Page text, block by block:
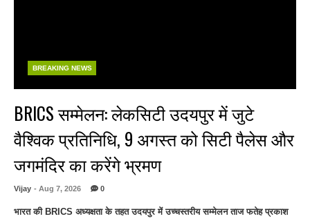
BREAKING NEWS
BRICS सम्मेलन: लेकसिटी उदयपुर में जुटे
वैश्विक प्रतिनिधि, 9 अगस्त को सिटी पैलेस और
जगमंदिर का करेंगे भ्रमण
Vijay - Aug 7, 2026 0
भारत की BRICS अध्यक्षता के तहत उदयपुर में उच्चस्तरीय सम्मेलन ताज फतेह प्रकाश